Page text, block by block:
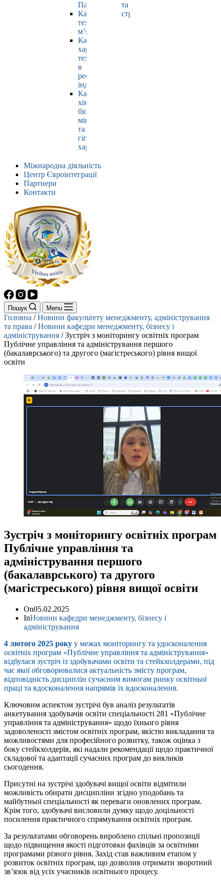
Павлюк
Кафедра
технології
м’яса
Кафедра
харчових
технологій
в
ресторанній
індустрії
Кафедра
хімії,
біохімії,
мікробіології
та
гігієни
харчування
та
страхування
Міжнародна діяльність
Центр Євроінтеграції
Партнери
Контакти
Пошук Menu
Головна /Новини факультету менеджменту, адміністрування
та права /Новини кафедри менеджменту, бізнесу і
адміністрування /Зустріч з моніторингу освітніх програм
Публічне управління та адміністрування першого
(бакалаврського) та другого (магістреського) рівня вищої
освіти
Зустріч з моніторингу освітніх програм
Публічне управління та
адміністрування першого
(бакалаврського) та другого
(магістреського) рівня вищої освіти
On05.02.2025
InНовини кафедри менеджменту, бізнесу і
адміністрування
4 лютого 2025 року у межах моніторингу та удосконалення
освітніх програм «Публічне управління та адміністрування»
відбулася зустріч із здобувачами освіти та стейкхолдерами, під
час якої обговорювалися актуальність змісту програм,
відповідність дисциплін сучасним вимогам ринку освітньої
праці та вдосконалення напрямів їх вдосконалення.
Ключовим аспектом зустрічі був аналіз результатів
анкетування здобувачів освіти спеціальності 281 «Публічне
управління та адміністрування» щодо їхнього рівня
задоволеності змістом освітніх програм, якістю викладання та
можливостями для професійного розвитку, також оцінка з
боку стейкхолдерів, які надали рекомендації щодо практичної
складової та адаптації сучасних програм до викликів
сьогодення.
Присутні на зустрічі здобувачі вищої освіти відмітили
можливість обирати дисципліни згідно уподобань та
майбутньої спеціальності як переваги оновлених програм.
Крім того, здобувачі висловили думку щодо доцільності
посилення практичного спрямування освітніх програм.
За результатами обговорень вироблено спільні пропозиції
щодо підвищення якості підготовки фахівців за освітніми
програмами різного рівня. Захід став важливим етапом у
розвиток освітніх програм, що дозволив отримати зворотний
зв’язок від усіх учасників освітнього процесу.